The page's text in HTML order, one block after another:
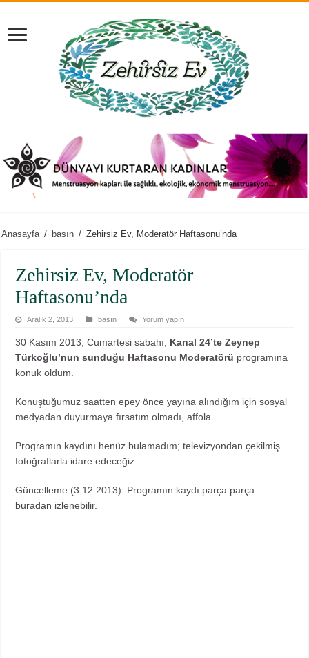
Anasayfa / basın / Zehirsiz Ev, Moderatör Haftasonu’nda
Zehirsiz Ev, Moderatör
Haftasonu’nda
Aralık 2, 2013 basın Yorum yapın
30 Kasım 2013, Cumartesi sabahı, Kanal 24’te Zeynep
Türkoğlu’nun sunduğu Haftasonu Moderatörü programına
konuk oldum.
Konuştuğumuz saatten epey önce yayına alındığım için sosyal
medyadan duyurmaya fırsatım olmadı, affola.
Programın kaydını henüz bulamadım; televizyondan çekilmiş
fotoğraflarla idare edeceğiz…
Güncelleme (3.12.2013): Programın kaydı parça parça
buradan izlenebilir.